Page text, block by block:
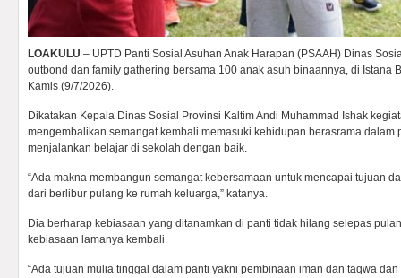
LOAKULU – UPTD Panti Sosial Asuhan Anak Harapan (PSAAH) Dinas
outbond dan family gathering bersama 100 anak asuh binaannya, di Istana
Kamis (9/7/2026).
Dikatakan Kepala Dinas Sosial Provinsi Kaltim Andi Muhammad Ishak
mengembalikan semangat kembali memasuki kehidupan berasrama dalam
menjalankan belajar di sekolah dengan baik.
“Ada makna membangun semangat kebersamaan untuk mencapai tujuan
dari berlibur pulang ke rumah keluarga,” katanya.
Dia berharap kebiasaan yang ditanamkan di panti tidak hilang selepas
kebiasaan lamanya kembali.
“Ada tujuan mulia tinggal dalam panti yakni pembinaan iman dan taqwa